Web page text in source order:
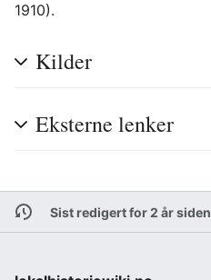
1910).
Kilder
Eksterne lenker
Sist redigert for 2 år siden